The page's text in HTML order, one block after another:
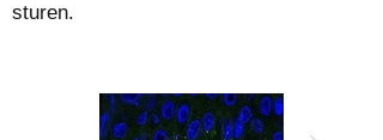
sturen.